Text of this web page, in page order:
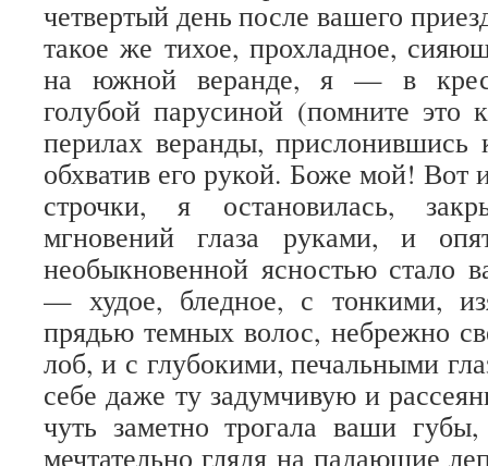
четвертый день после вашего
такое же тихое, прохладное,
на южной веранде, я — в
голубой парусиной (помните
перилах веранды, прислонившись
обхватив его рукой. Боже мой! Вот
строчки, я остановилась,
мгновений глаза руками, и
необыкновенной ясностью стало
— худое, бледное, с тонкими,
прядью темных волос, небрежно
лоб, и с глубокими, печальными
себе даже ту задумчивую и
чуть заметно трогала ваши
мечтательно глядя на падающие